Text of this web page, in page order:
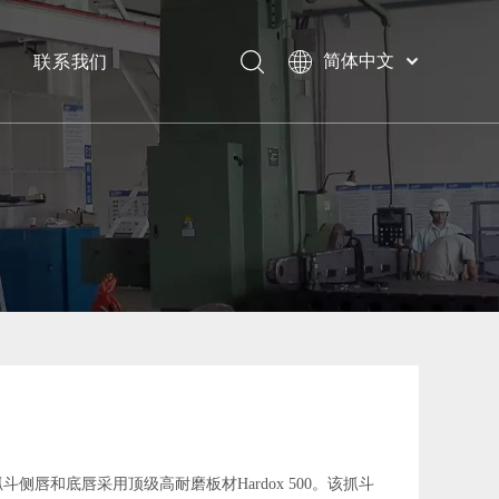
联系我们
简体中文
indonesia
Pусский
Français
العربية
English
侧唇和底唇采用顶级高耐磨板材Hardox 500。该抓斗